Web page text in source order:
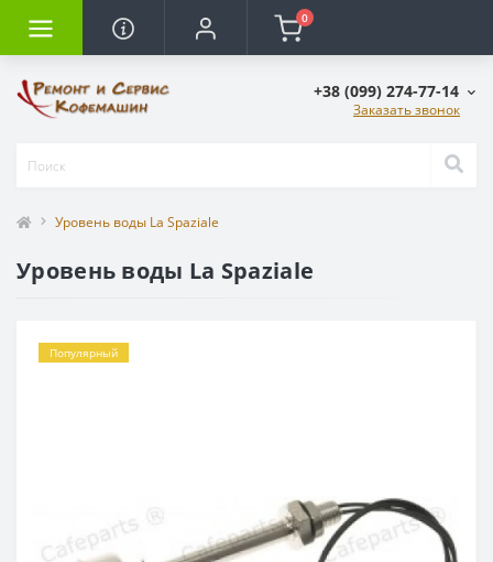
0
+38 (099) 274-77-14
Заказать звонок
Уровень воды La Spaziale
Уровень воды La Spaziale
Популярный